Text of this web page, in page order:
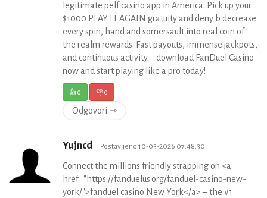
legitimate pelf casino app in America. Pick up your
$1000 PLAY IT AGAIN gratuity and deny b decrease
every spin, hand and somersault into real coin of
the realm rewards. Fast payouts, immense jackpots,
and continuous activity – download FanDuel Casino
now and start playing like a pro today!
👍0 👎0
Odgovori ⇾
Yujncd Postavljeno 10-03-2026 07:48:30
Connect the millions friendly strapping on <a
href="https://fanduelus.org/fanduel-casino-new-
york/">fanduel casino New York</a> – the #1